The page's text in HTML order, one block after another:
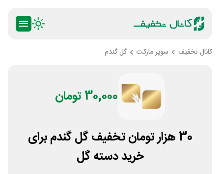
کانال تخفیف سوپر مارکت گل گندم
30,000 تومان
30 هزار تومان تخفیف گل گندم برای
خرید دسته گل